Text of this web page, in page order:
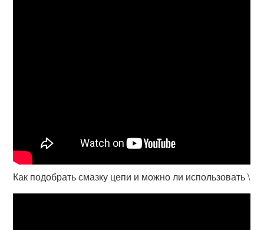
Как подобрать смазку цепи и можно ли использовать \